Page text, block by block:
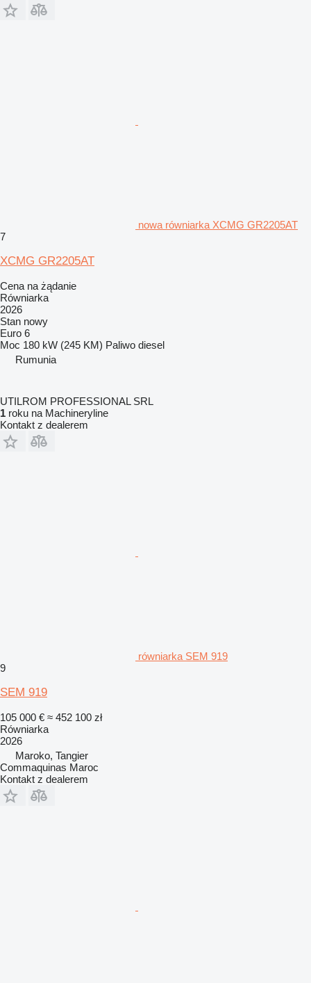
nowa równiarka XCMG GR2205AT
7
XCMG GR2205AT
Cena na żądanie
Równiarka
2026
Stan nowy
Euro 6
Moc 180 kW (245 KM) Paliwo diesel
Rumunia
UTILROM PROFESSIONAL SRL
1 roku na Machineryline
Kontakt z dealerem
równiarka SEM 919
9
SEM 919
105 000 € ≈ 452 100 zł
Równiarka
2026
Maroko, Tangier
Commaquinas Maroc
Kontakt z dealerem